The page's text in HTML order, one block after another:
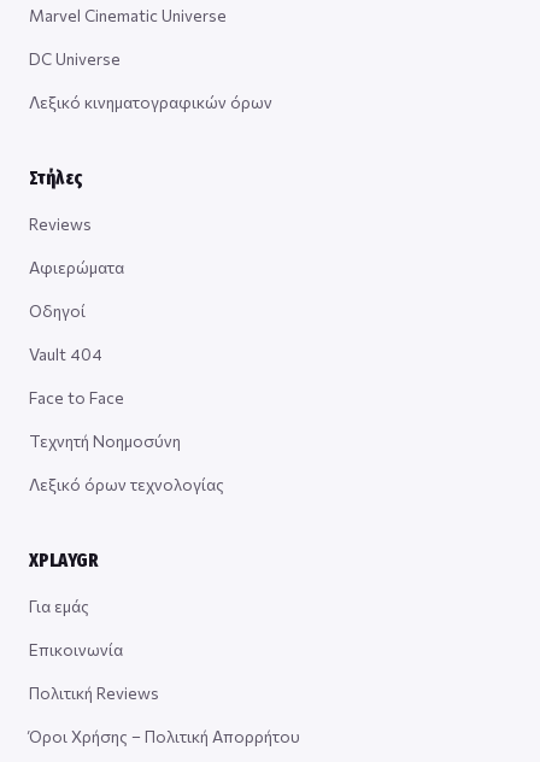
Marvel Cinematic Universe
DC Universe
Λεξικό κινηματογραφικών όρων
Στήλες
Reviews
Αφιερώματα
Οδηγοί
Vault 404
Face to Face
Τεχνητή Νοημοσύνη
Λεξικό όρων τεχνολογίας
XPLAYGR
Για εμάς
Επικοινωνία
Πολιτική Reviews
Όροι Χρήσης – Πολιτική Απορρήτου